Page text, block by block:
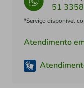
51
*Serviço disponível
Atendimento